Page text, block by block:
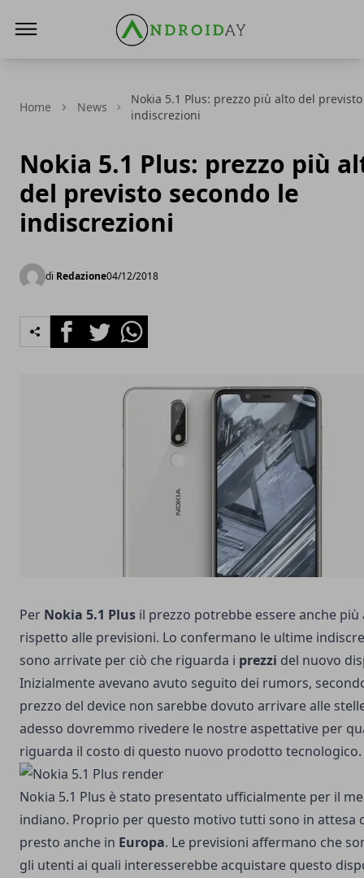
Home News
Nokia 5.1 Plus: prezzo più alto del
indiscrezioni
Nokia 5.1 Plus: prezzo più
del previsto secondo le
indiscrezioni
di Redazione04/12/2018
FacebookTwitterWhatsapp
Per Nokia 5.1 Plus il prezzo potrebbe essere anche più
rispetto alle previsioni. Lo confermano le ultime
sono arrivate per ciò che riguarda i prezzi del nuovo
Inizialmente avevano avuto seguito dei rumors,
prezzo del device non sarebbe dovuto arrivare alle
adesso dovremmo rivedere le nostre aspettative per
riguarda il costo di questo nuovo prodotto tecnologico.
Nokia 5.1 Plus è stato presentato ufficialmente per il
indiano. Proprio per questo motivo tutti sono in attesa
presto anche in Europa. Le previsioni affermano che
gli utenti ai quali interesserebbe acquistare questo